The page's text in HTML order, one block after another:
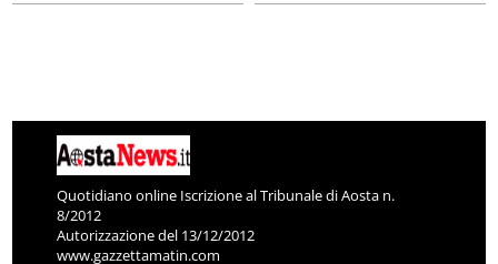
Quotidiano online Iscrizione al Tribunale di Aosta n.
8/2012
Autorizzazione del 13/12/2012
www.gazzettamatin.com